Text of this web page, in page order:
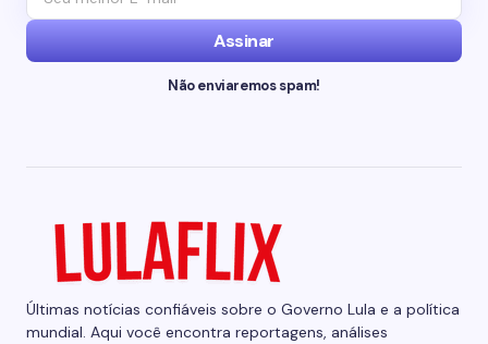
Assinar
Não enviaremos spam!
Últimas notícias confiáveis sobre o Governo Lula e a política
mundial. Aqui você encontra reportagens, análises